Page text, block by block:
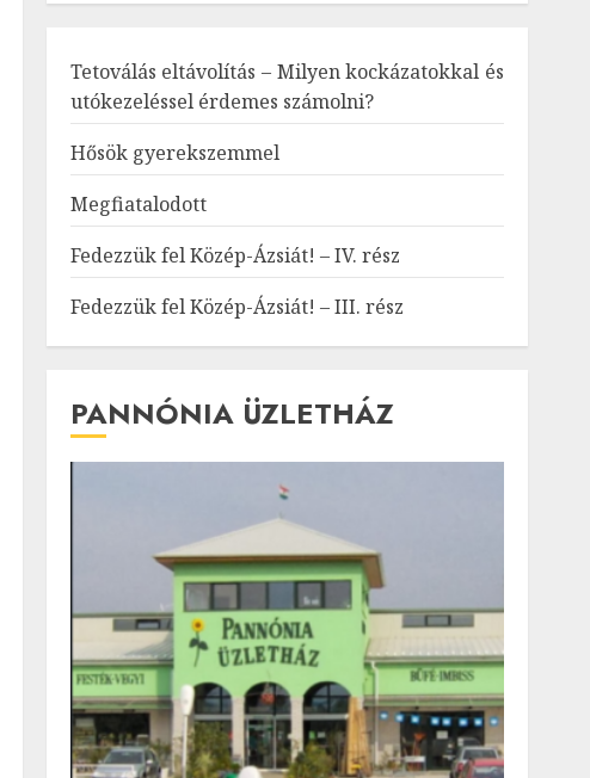
Tetoválás eltávolítás – Milyen kockázatokkal és
utókezeléssel érdemes számolni?
Hősök gyerekszemmel
Megfiatalodott
Fedezzük fel Közép-Ázsiát! – IV. rész
Fedezzük fel Közép-Ázsiát! – III. rész
PANNÓNIA ÜZLETHÁZ